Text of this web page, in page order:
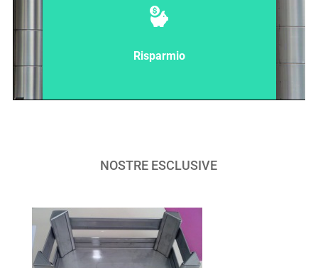
Risparmio
NOSTRE ESCLUSIVE